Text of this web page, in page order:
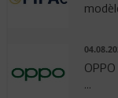
...